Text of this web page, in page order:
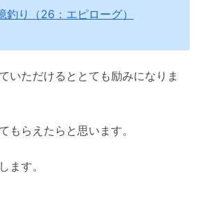
釣り（26：エピローグ）
いただけるととても励みになりま
もらえたらと思います。
ます。